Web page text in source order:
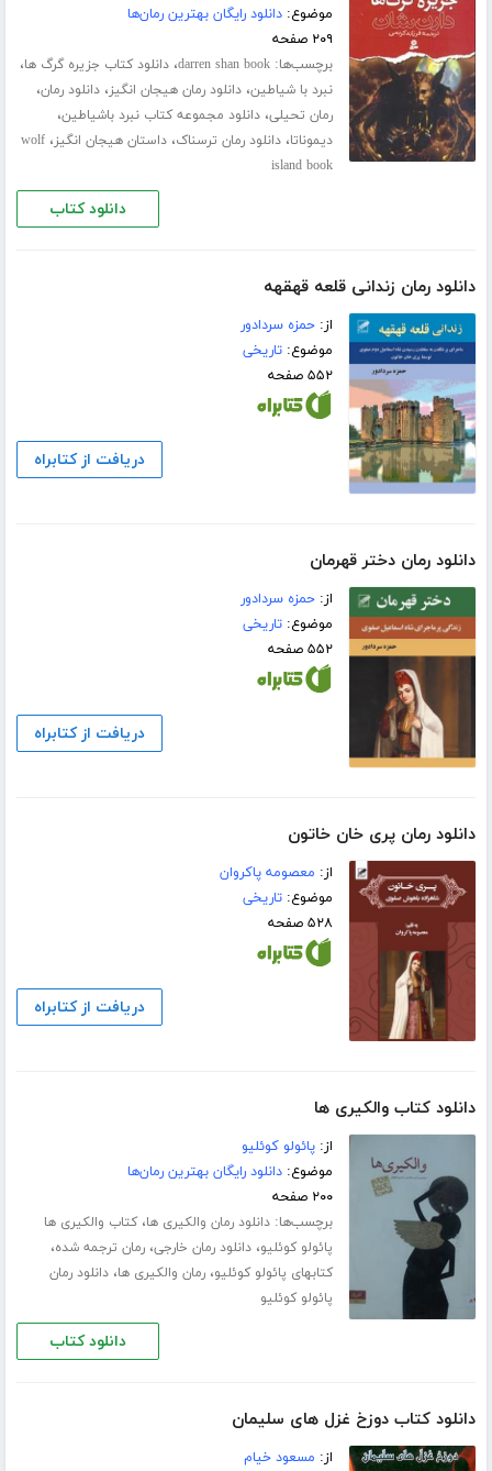
موضوع:دانلود رایگان بهترین رمان‌ها
۲۰۹ صفحه
برچسب‌ها:darren shan book،دانلود کتاب جزیره گرگ ها،
نبرد با شیاطین،دانلود رمان هیجان انگیز،دانلود رمان،
رمان تحیلی،دانلود مجموعه کتاب نبرد باشیاطین،
دیموناتا،دانلود رمان ترسناک،داستان هیجان انگیز،wolf
island book
دانلود کتاب
دانلود رمان زندانى قلعه قهقهه
از:حمزه سردادور
موضوع:تاریخی
۵۵۲ صفحه
دریافت از کتابراه
دانلود رمان دختر قهرمان
از:حمزه سردادور
موضوع:تاریخی
۵۵۲ صفحه
دریافت از کتابراه
دانلود رمان پری خان خاتون
از: معصومه پاکروان
موضوع:تاریخی
۵۲۸ صفحه
دریافت از کتابراه
دانلود کتاب والکیری ها
از:پائولو کوئلیو
موضوع:دانلود رایگان بهترین رمان‌ها
۲۰۰ صفحه
برچسب‌ها:دانلود رمان والکیری ها،کتاب والکیری ها
پائولو کوئلیو،دانلود رمان خارجی،رمان ترجمه شده،
کتابهای پائولو کوئلیو،رمان والکیری ها،دانلود رمان
پائولو کوئلیو
دانلود کتاب
دانلود کتاب دوزخ غزل های سلیمان
از: مسعود خیام